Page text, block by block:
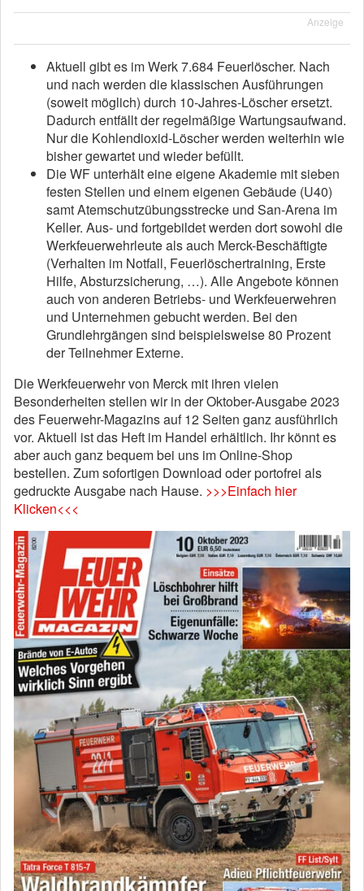
Anzeige
Aktuell gibt es im Werk 7.684 Feuerlöscher. Nach
und nach werden die klassischen Ausführungen
(soweit möglich) durch 10-Jahres-Löscher ersetzt.
Dadurch entfällt der regelmäßige Wartungsaufwand.
Nur die Kohlendioxid-Löscher werden weiterhin wie
bisher gewartet und wieder befüllt.
Die WF unterhält eine eigene Akademie mit sieben
festen Stellen und einem eigenen Gebäude (U40)
samt Atemschutzübungsstrecke und San-Arena im
Keller. Aus- und fortgebildet werden dort sowohl die
Werkfeuerwehrleute als auch Merck-Beschäftigte
(Verhalten im Notfall, Feuerlöschertraining, Erste
Hilfe, Absturzsicherung, …). Alle Angebote können
auch von anderen Betriebs- und Werkfeuerwehren
und Unternehmen gebucht werden. Bei den
Grundlehrgängen sind beispielsweise 80 Prozent
der Teilnehmer Externe.
Die Werkfeuerwehr von Merck mit ihren vielen
Besonderheiten stellen wir in der Oktober-Ausgabe 2023
des Feuerwehr-Magazins auf 12 Seiten ganz ausführlich
vor. Aktuell ist das Heft im Handel erhältlich. Ihr könnt es
aber auch ganz bequem bei uns im Online-Shop
bestellen. Zum sofortigen Download oder portofrei als
gedruckte Ausgabe nach Hause. >>>Einfach hier
Klicken<<<